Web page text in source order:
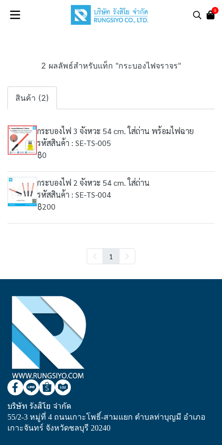
0
2 ผลลัพธ์สำหรับแท็ก "กระบองไฟจราจร"
สินค้า (2)
กระบองไฟ 3 จังหวะ 54 cm. ใส่ถ่าน พร้อมไฟฉาย
รหัสสินค้า : SE-TS-005
฿0
กระบองไฟ 2 จังหวะ 54 cm. ใส่ถ่าน
รหัสสินค้า : SE-TS-004
฿200
1
บริษัท รังสิโย จำกัด
55/2-3 หมู่ที่ 4 ถนนเกาะโพธิ์-สามแยก ตำบลท่าบุญมี อำเภอ
เกาะจันทร์ จังหวัดชลบุรี 20240